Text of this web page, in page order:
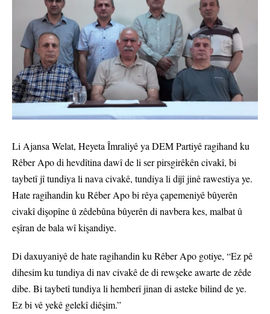
Li Ajansa Welat, Heyeta Îmraliyê ya DEM Partiyê ragihand ku
Rêber Apo di hevdîtina dawî de li ser pirsgirêkên civakî, bi
taybetî jî tundiya li nava civakê, tundiya li dijî jinê rawestiya ye.
Hate ragihandin ku Rêber Apo bi rêya çapemeniyê bûyerên
civakî dişopîne û zêdebûna bûyerên di navbera kes, malbat û
eşîran de bala wî kişandiye.
Di daxuyaniyê de hate ragihandin ku Rêber Apo gotiye, “Ez pê
dihesim ku tundiya di nav civakê de di rewşeke awarte de zêde
dibe. Bi taybetî tundiya li hemberî jinan di asteke bilind de ye.
Ez bi vê yekê gelekî diêşim.”